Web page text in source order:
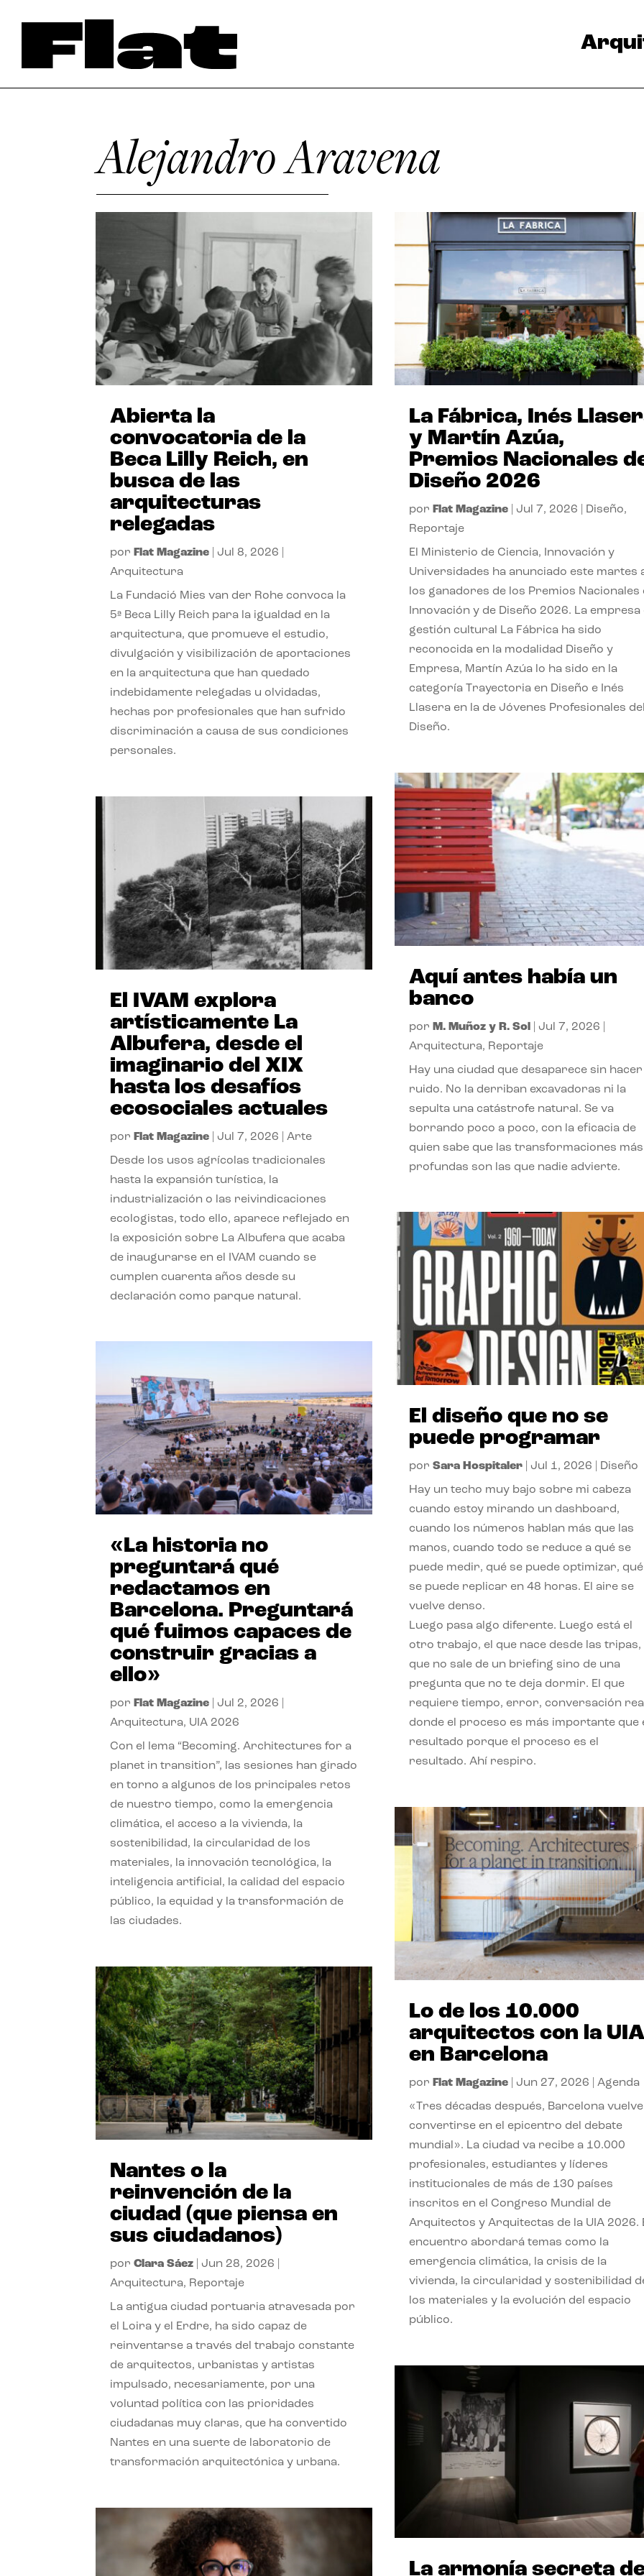
Alejandro Aravena
Abierta la
convocatoria de la
Beca Lilly Reich, en
busca de las
arquitecturas
relegadas
por Flat Magazine Jul 8, 2026
Arquitectura
La Fundació Mies van der Rohe convoca la
5ª Beca Lilly Reich para la igualdad en la
arquitectura, que promueve el estudio,
divulgación y visibilización de aportaciones
en la arquitectura que han quedado
indebidamente relegadas u olvidadas,
hechas por profesionales que han sufrido
discriminación a causa de sus condiciones
personales.
El IVAM explora
artísticamente La
Albufera, desde el
imaginario del XIX
hasta los desafíos
ecosociales actuales
por Flat Magazine Jul 7, 2026 |Arte
Desde los usos agrícolas tradicionales
hasta la expansión turística, la
industrialización o las reivindicaciones
ecologistas, todo ello, aparece reflejado en
la exposición sobre La Albufera que acaba
de inaugurarse en el IVAM cuando se
cumplen cuarenta años desde su
declaración como parque natural.
«La historia no
preguntará qué
redactamos en
Barcelona. Preguntará
qué fuimos capaces de
construir gracias a
ello»
por Flat Magazine Jul 2, 2026
Arquitectura, UIA 2026
Con el lema “Becoming. Architectures for a
planet in transition”, las sesiones han girado
en torno a algunos de los principales retos
de nuestro tiempo, como la emergencia
climática, el acceso a la vivienda, la
sostenibilidad, la circularidad de los
materiales, la innovación tecnológica, la
inteligencia artificial, la calidad del espacio
público, la equidad y la transformación de
las ciudades.
Nantes o la
reinvención de la
ciudad (que piensa en
sus ciudadanos)
porClara Sáez Jun 28, 2026
Arquitectura, Reportaje
La antigua ciudad portuaria atravesada por
el Loira y el Erdre, ha sido capaz de
reinventarse a través del trabajo constante
de arquitectos, urbanistas y artistas
impulsado, necesariamente, por una
voluntad política con las prioridades
ciudadanas muy claras, que ha convertido
Nantes en una suerte de laboratorio de
transformación arquitectónica y urbana.
La Fábrica, Inés
y Martín Azúa,
Premios Nacionales
Diseño 2026
por Flat Magazine| Jul 7, 2026 Diseño,
Reportaje
El Ministerio de Ciencia, Innovación y
Universidades ha anunciado este martes
los ganadores de los Premios Nacionales
Innovación y de Diseño 2026. La empresa
gestión cultural La Fábrica ha sido
reconocida en la modalidad Diseño y
Empresa, Martín Azúa lo ha sido en la
categoría Trayectoria en Diseño e Inés
Llasera en la de Jóvenes Profesionales
Diseño.
Aquí antes había un
banco
por M. Muñoz y R. Sol Jul 7, 2026
Arquitectura, Reportaje
Hay una ciudad que desaparece sin hacer
ruido. No la derriban excavadoras ni la
sepulta una catástrofe natural. Se va
borrando poco a poco, con la eficacia de
quien sabe que las transformaciones más
profundas son las que nadie advierte.
El diseño que no se
puede programar
por Sara Hospitaler| Jul 1, 2026 Diseño
Hay un techo muy bajo sobre mi cabeza
cuando estoy mirando un dashboard,
cuando los números hablan más que las
manos, cuando todo se reduce a qué se
puede medir, qué se puede optimizar, qué
se puede replicar en 48 horas. El aire se
vuelve denso.
Luego pasa algo diferente. Luego está el
otro trabajo, el que nace desde las tripas,
que no sale de un briefing sino de una
pregunta que no te deja dormir. El que
requiere tiempo, error, conversación
donde el proceso es más importante que
resultado porque el proceso es el
resultado. Ahí respiro.
Lo de los 10.000
arquitectos con la UIA
en Barcelona
por Flat Magazine| Jun 27, 2026 Agenda
«Tres décadas después, Barcelona vuelve
convertirse en el epicentro del debate
mundial». La ciudad va recibe a 10.000
profesionales, estudiantes y líderes
institucionales de más de 130 países
inscritos en el Congreso Mundial de
Arquitectos y Arquitectas de la UIA 2026.
encuentro abordará temas como la
emergencia climática, la crisis de la
vivienda, la circularidad y sostenibilidad
los materiales y la evolución del espacio
público.
La armonía secreta